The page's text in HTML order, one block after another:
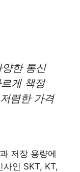
한 통신
게 책정
렴한 가격
저장 용량에
인 SKT, KT,